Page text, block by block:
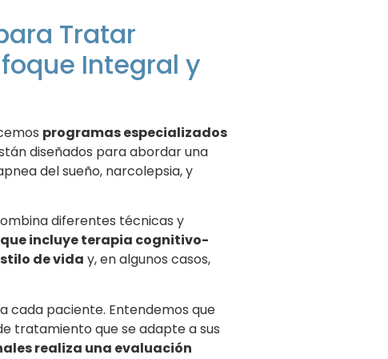
Tratar
Integral y
programas especializados
diseñados para abordar una
del sueño, narcolepsia, y
diferentes técnicas y
incluye terapia cognitivo-
de vida y, en algunos casos,
cada paciente. Entendemos que
tratamiento que se adapte a sus
realiza una evaluación